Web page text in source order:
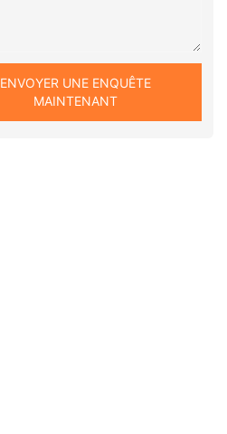
ENVOYER UNE ENQUÊTE
MAINTENANT